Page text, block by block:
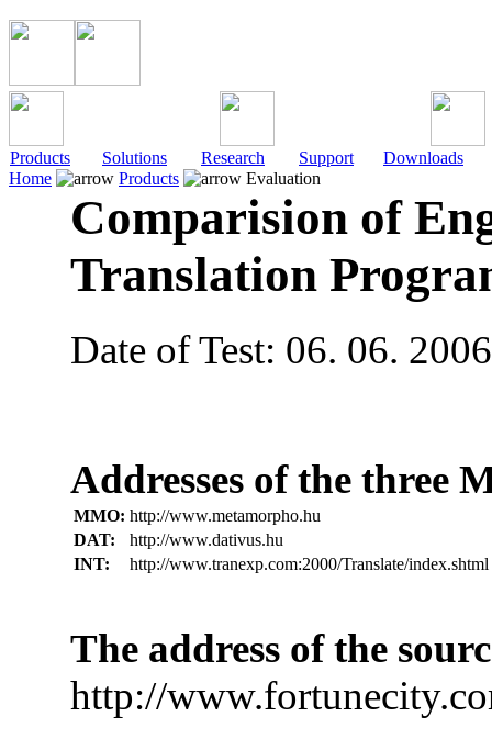
Products Solutions Research Support
Downloads
Home
Products Evaluation
Comparision of
Translation
Date of Test: 06. 06.
Addresses of the three
MMO: http://www.metamorpho.hu
DAT:
http://www.dativus.hu
INT:
http://www.tranexp.com:2000/Translate/index.shtml
The address of the
http://